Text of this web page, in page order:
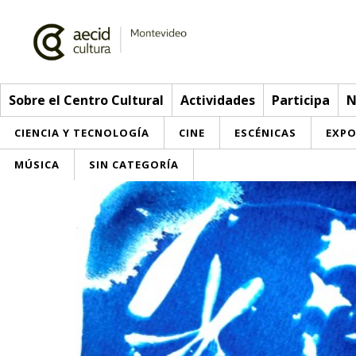
Sobre el Centro Cultural Actividades Participa
CIENCIA Y TECNOLOGÍA CINE ESCÉNICAS
MÚSICA SIN CATEGORÍA
Sobre el Centro Cultural
Instalaciones
> Ir a Actividades
Esta semana
Inscripciones
Envíanos tu propuesta
Buzón de sugerencias
Convocatorias